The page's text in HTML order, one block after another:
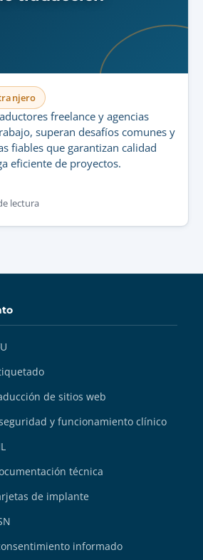
freelance y agencias
superan desafíos comunes y
fiables que garantizan calidad
eficiente de proyectos.
lectura
de sitios web
y funcionamiento clínico
técnica
de implante
informado